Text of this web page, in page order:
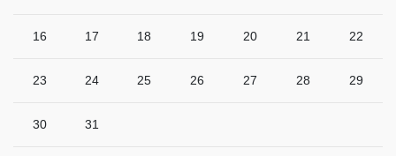
16 17 18 19 20 21 22
23 24 25 26 27 28 29
30 31